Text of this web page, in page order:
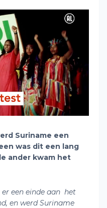
Suriname een
was dit een lang
ander kwam het
er een einde aan het
en werd Suriname